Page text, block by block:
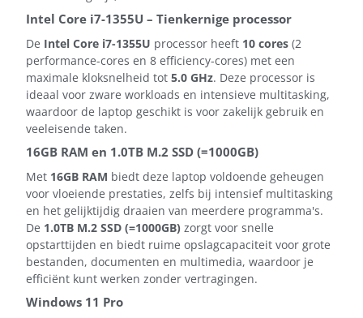
Intel Core i7-1355U – Tienkernige processor
De Intel Core i7-1355U processor heeft 10 cores (2
performance-cores en 8 efficiency-cores) met een
maximale kloksnelheid tot 5.0 GHz. Deze processor is
ideaal voor zware workloads en intensieve multitasking,
waardoor de laptop geschikt is voor zakelijk gebruik en
veeleisende taken.
16GB RAM en 1.0TB M.2 SSD (=1000GB)
Met 16GB RAM biedt deze laptop voldoende geheugen
voor vloeiende prestaties, zelfs bij intensief multitasking
en het gelijktijdig draaien van meerdere programma's.
De 1.0TB M.2 SSD (=1000GB) zorgt voor snelle
opstarttijden en biedt ruime opslagcapaciteit voor grote
bestanden, documenten en multimedia, waardoor je
efficiënt kunt werken zonder vertragingen.
Windows 11 Pro